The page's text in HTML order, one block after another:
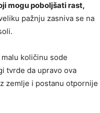
mogu poboljšati rast,
pažnju zasniva se na
količinu sode
tvrde da upravo ova
zemlje i postanu otpornije